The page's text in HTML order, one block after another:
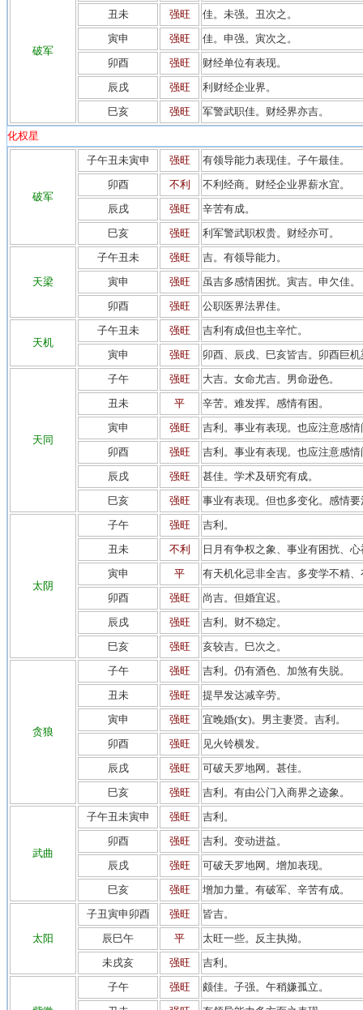
破军
丑未
强旺
佳。未强。丑次之。
寅申
强旺
佳。申强。寅次之。
卯酉
强旺
财经单位有表现。
辰戌
强旺
利财经企业界。
巳亥
强旺
军警武职佳。财经界亦吉。
化权星
破军
子午丑未寅申 强旺
有领导能力表现佳。子午最佳。
卯酉
不利
不利经商。财经企业界薪水宜。
辰戌
强旺
辛苦有成。
巳亥
强旺 利军警武职权贵。财经亦可。
天梁
子午丑未 强旺
吉。有领导能力。
寅申
强旺
虽吉多感情困扰。寅吉。申欠佳。
卯酉
强旺 公职医界法界佳。
天机
子午丑未 强旺
吉利有成但也主辛忙。
寅申
强旺 卯酉、辰戌、巳亥皆吉。卯酉巨
天同
子午 强旺
大吉。女命尤吉。男命逊色。
丑未
平
辛苦。难发挥。感情有困。
寅申
强旺
吉利。事业有表现。也应注意感情
卯酉
强旺
吉利。事业有表现。也应注意感情
辰戌
强旺
甚佳。学术及研究有成。
巳亥
强旺 事业有表现。但也多变化。感情要
太阴
子午 强旺
吉利。
丑未
不利
日月有争权之象、事业有困扰、
寅申
平
有天机化忌非全吉。多变学不精
卯酉
强旺
尚吉。但婚宜迟。
辰戌
强旺
吉利。财不稳定。
巳亥
强旺 亥较吉。巳次之。
贪狼
子午 强旺
吉利。仍有酒色、加煞有失脱。
丑未
强旺
提早发达减辛劳。
寅申
强旺
宜晚婚(女)。男主妻贤。吉利。
卯酉
强旺
见火铃横发。
辰戌
强旺
可破天罗地网。甚佳。
巳亥
强旺 吉利。有由公门入商界之迹象。
武曲
子午丑未寅申 强旺
吉利。
卯酉
强旺
吉利。变动进益。
辰戌
强旺
可破天罗地网。增加表现。
巳亥
强旺 增加力量。有破军、辛苦有成。
太阳
子丑寅申卯酉 强旺
皆吉。
辰巳午
平
太旺一些。反主执拗。
未戌亥
强旺 吉利。
子午 强旺
颇佳。子强。午稍嫌孤立。